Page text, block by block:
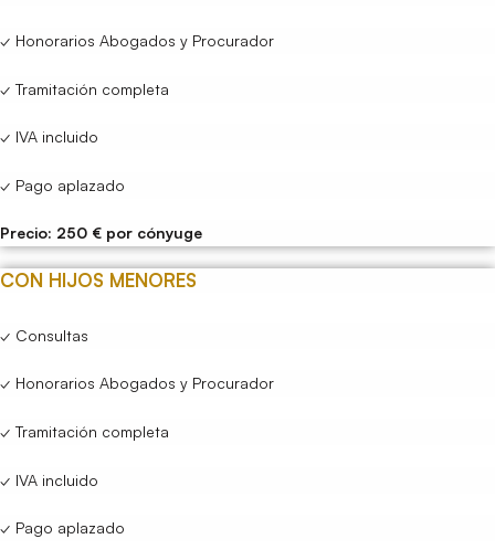
✓ Honorarios Abogados y Procurador
✓ Tramitación completa
✓ IVA incluido
✓ Pago aplazado
Precio: 250 € por cónyuge
CON HIJOS MENORES
✓ Consultas
✓ Honorarios Abogados y Procurador
✓ Tramitación completa
✓ IVA incluido
✓ Pago aplazado